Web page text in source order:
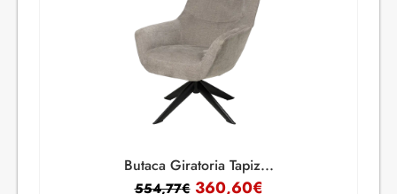
Butaca Giratoria Tapiz...
554,77€ 360,60€